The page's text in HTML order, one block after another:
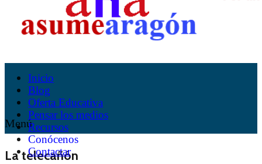
Inicio
Blog
Oferta Educativa
Pensar los medios
Recursos
Conócenos
Contactar
Menú
La telecañón